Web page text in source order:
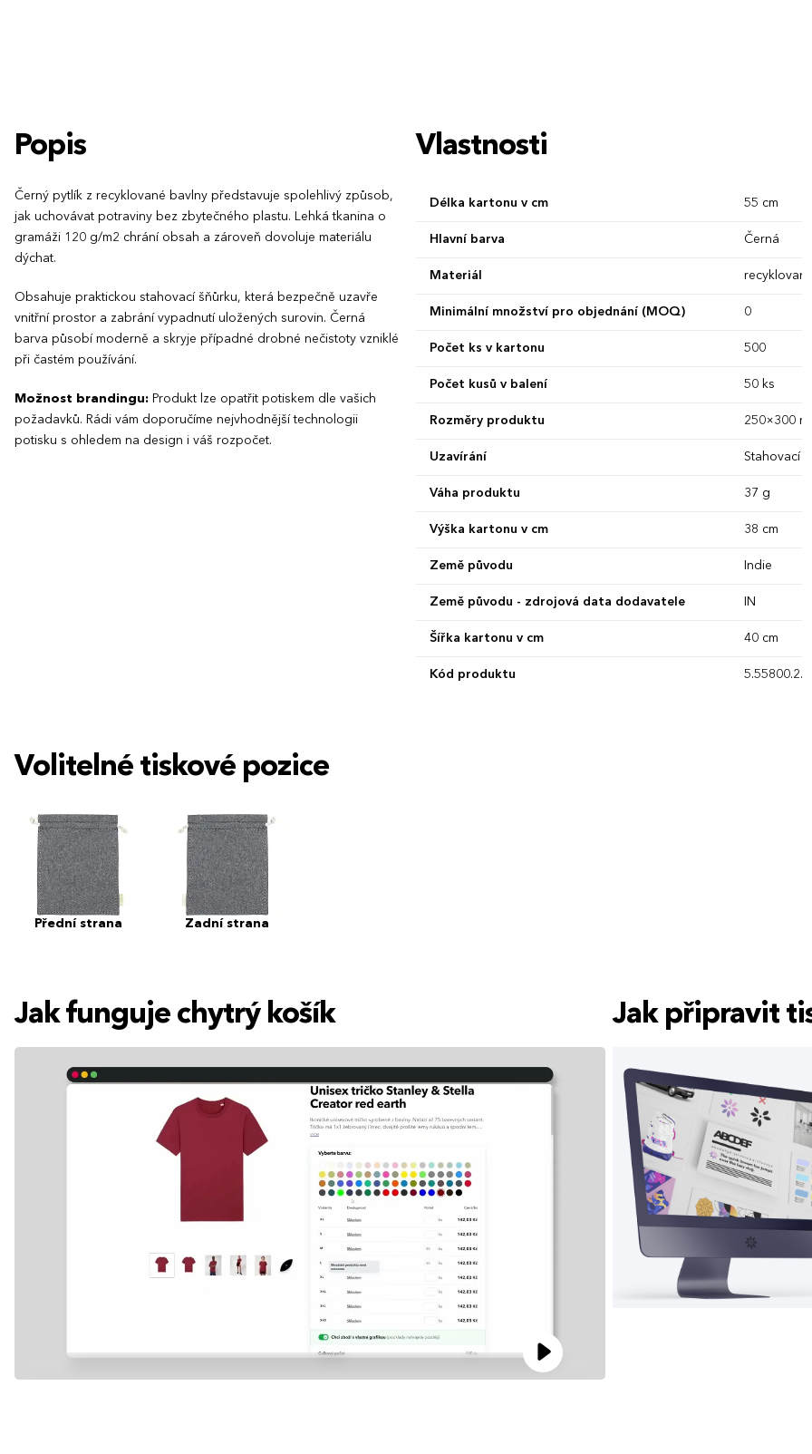
Popis
Černý pytlík z recyklované bavlny představuje spolehlivý způsob,
jak uchovávat potraviny bez zbytečného plastu. Lehká tkanina o
gramáži 120 g/m2 chrání obsah a zároveň dovoluje materiálu
dýchat.
Obsahuje praktickou stahovací šňůrku, která bezpečně uzavře
vnitřní prostor a zabrání vypadnutí uložených surovin. Černá
barva působí moderně a skryje případné drobné nečistoty vzniklé
při častém používání.
Možnost brandingu: Produkt lze opatřit potiskem dle vašich
požadavků. Rádi vám doporučíme nejvhodnější technologii
potisku s ohledem na design i váš rozpočet.
Vlastnosti
Délka kartonu v cm 55 cm
Hlavní barva Černá
Materiál
Minimální množství pro objednání (MOQ) 0
Počet ks v kartonu 500
Počet kusů v balení 50 ks
Rozměry produktu 250×300 mm
Uzavírání Stahovací
Váha produktu 37 g
Výška kartonu v cm 38 cm
Země původu Indie
Země původu - zdrojová data dodavatele IN
Šířka kartonu v cm 40 cm
Kód produktu 5.55800.2.00
Volitelné tiskové pozice
Přední strana Zadní strana
Jak funguje chytrý košík Jak připravit